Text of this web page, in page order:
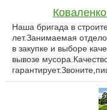
Наша бригада в
лет.Занимаемая
в закупке и выборе
вывозе